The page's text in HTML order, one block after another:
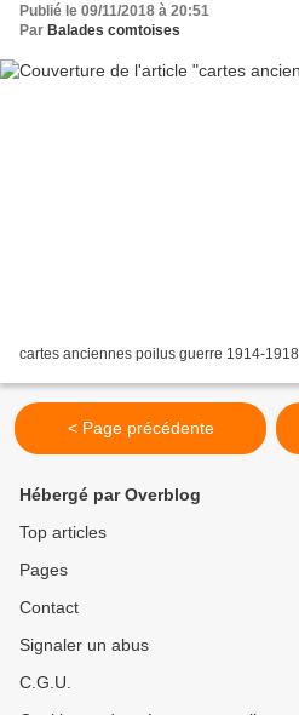
Publié le 09/11/2018 à 20:51
Par Balades comtoises
cartes anciennes poilus guerre 1914-1918
< Page précédente
Hébergé par Overblog
Top articles
Pages
Contact
Signaler un abus
C.G.U.